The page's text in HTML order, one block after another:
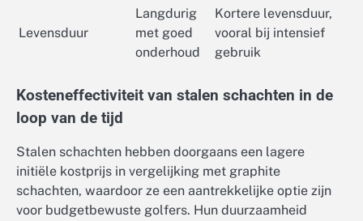
Levensduur
Langdurig
met goed
onderhoud
Kortere levensduur,
vooral bij intensief
gebruik
Kosteneffectiviteit van stalen schachten in de
loop van de tijd
Stalen schachten hebben doorgaans een lagere
initiële kostprijs in vergelijking met graphite
schachten, waardoor ze een aantrekkelijke optie zijn
voor budgetbewuste golfers. Hun duurzaamheid